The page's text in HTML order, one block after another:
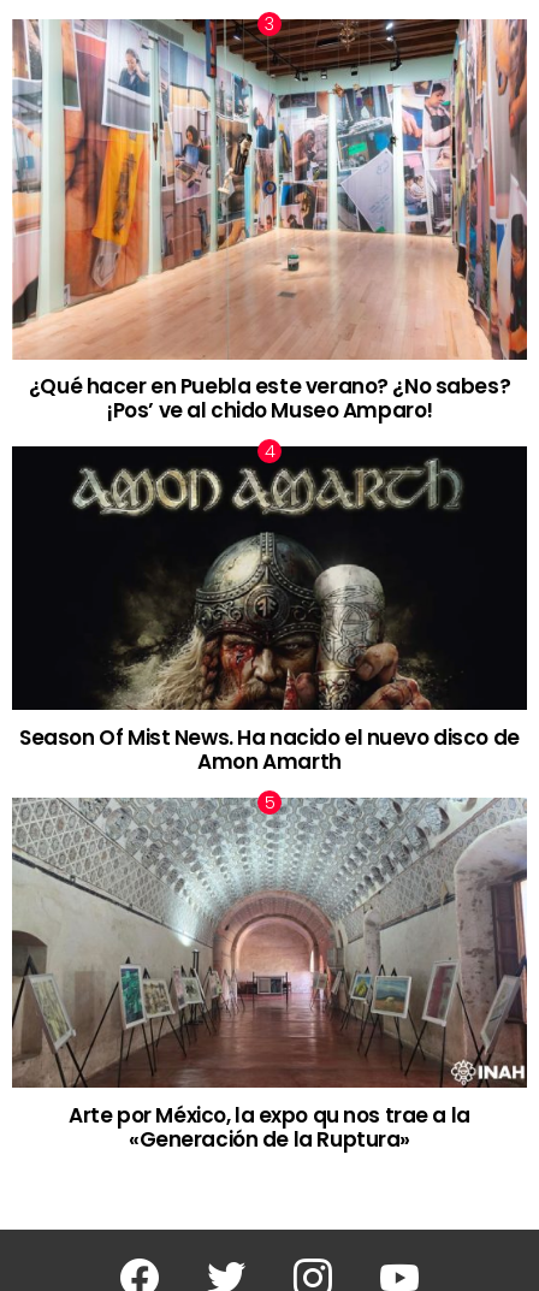
¿Qué hacer en Puebla este verano? ¿No sabes?
¡Pos’ ve al chido Museo Amparo!
Season Of Mist News. Ha nacido el nuevo disco de
Amon Amarth
Arte por México, la expo qu nos trae a la
«Generación de la Ruptura»
Facebook Twitter Instagram Youtube